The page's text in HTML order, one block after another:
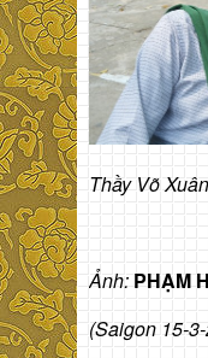
Thầy Võ
Ảnh: PHẠM
(Saigon 15-